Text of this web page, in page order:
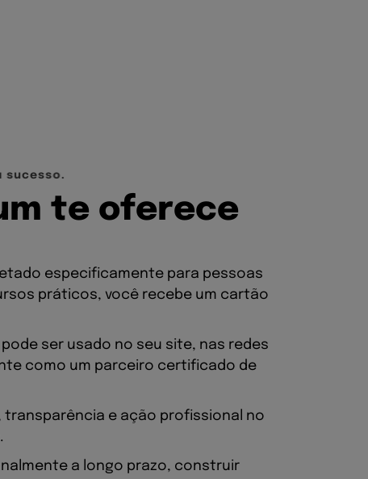
sucesso
m te oferece
especificamente para pessoas
práticos, você recebe um cartão
ser usado no seu site, nas redes
como um parceiro certificado de
e ação profissional no
a longo prazo, construir